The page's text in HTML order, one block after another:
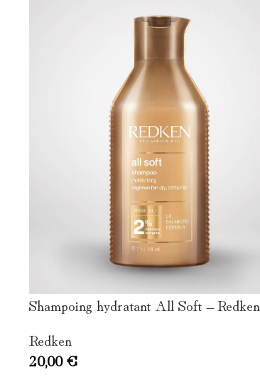
Shampoing hydratant All Soft – Redken
Redken
20,00€